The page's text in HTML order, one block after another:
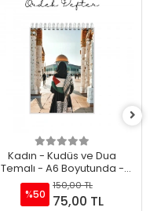
Kadın - Kudüs ve Dua
Temalı - A6 Boyutunda -
Spiralli - Hediyelik Defter -
Çizgili
%50
150,00 TL
75,00 TL